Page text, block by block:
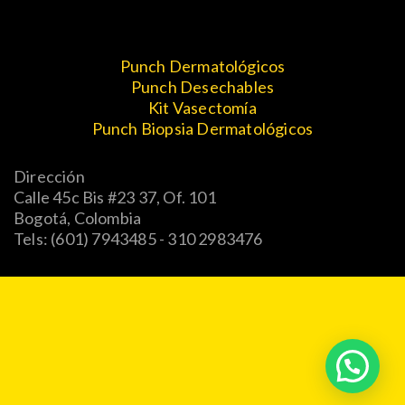
Punch Dermatológicos
Punch Desechables
Kit Vasectomía
Punch Biopsia Dermatológicos
Dirección
Calle 45c Bis #23 37, Of. 101
Bogotá, Colombia
Tels: (601) 7943485 - 310 2983476